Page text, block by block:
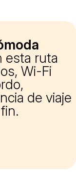
esta ruta
Wi-Fi
de viaje